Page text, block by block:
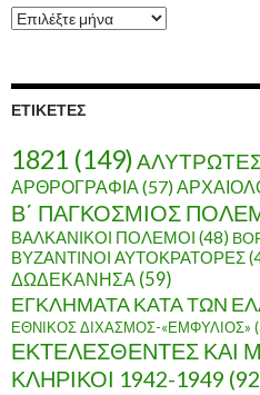
Α
ρ
ο
ΕΤΙΚΈΤΕΣ
1821 (149)
ΑΡΘΡΟΓΡΑΦΙΑ(57)
Β΄ ΠΑΓΚΟΣΜΙΟΣ
ΒΑΛΚΑΝΙΚΟΙ ΠΟΛΕΜΟΙ (48)
ΒΥΖΑΝΤΙΝΟΙ ΑΥΤΟΚΡΑΤΟΡΕΣ
ΔΩΔΕΚΑΝΗΣΑ (59)
ΕΓΚΛΗΜΑΤΑ ΚΑΤΑ ΤΩΝ
ΕΘΝΙΚΟΣ ΔΙΧΑΣΜΟΣ-«ΕΜΦΥΛΙΟΣ»
ΕΚΤΕΛΕΣΘΕΝΤΕΣ ΚΑΙ
ΚΛΗΡΙΚΟΙ 1942-1949